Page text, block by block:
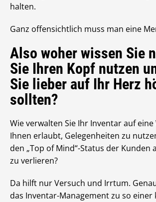
halten.
Ganz offensichtlich muss man eine
Also woher wissen Sie
Sie Ihren Kopf nutzen
Sie lieber auf Ihr Herz
sollten?
Wie verwalten Sie Ihr Inventar auf eine
Ihnen erlaubt, Gelegenheiten zu
den „Top of Mind“-Status der Kunden
zu verlieren?
Da hilft nur Versuch und Irrtum.
das Inventar-Management zu so einer